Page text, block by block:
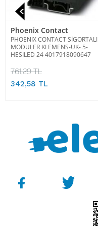
Phoenix Contact
PHOENIX CONTACT SİGORTALI
MODÜLER KLEMENS-UK- 5-
HESILED 24 4017918090647
761,29 TL
342,58 TL